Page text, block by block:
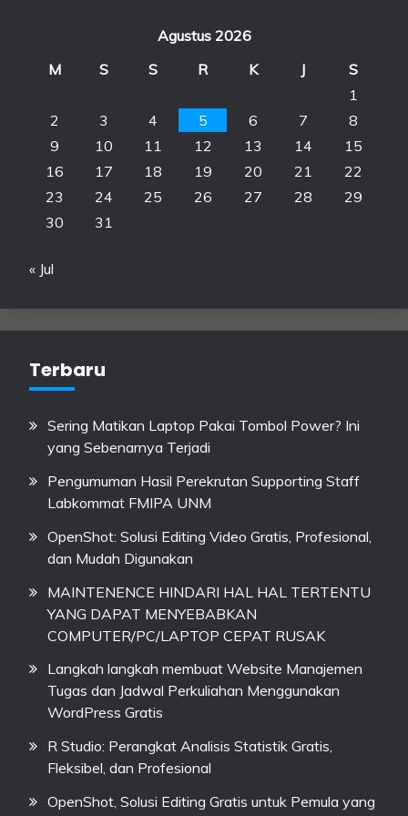
Agustus 2026
M
S S R K J
S
1
2
3 4 5 6 7
8
9
10 11 12 13 14
15
16
17 18 19 20 21
22
23
24 25 26 27 28
29
30
31
« Jul
Terbaru
Sering Matikan Laptop Pakai Tombol Power? Ini
yang Sebenarnya Terjadi
Pengumuman Hasil Perekrutan Supporting Staff
Labkommat FMIPA UNM
OpenShot: Solusi Editing Video Gratis, Profesional,
dan Mudah Digunakan
MAINTENENCE HINDARI HAL HAL TERTENTU
YANG DAPAT MENYEBABKAN
COMPUTER/PC/LAPTOP CEPAT RUSAK
Langkah langkah membuat Website Manajemen
Tugas dan Jadwal Perkuliahan Menggunakan
WordPress Gratis
R Studio: Perangkat Analisis Statistik Gratis,
Fleksibel, dan Profesional
OpenShot, Solusi Editing Gratis untuk Pemula yang